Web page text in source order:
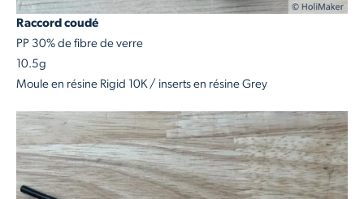
Raccord coudé
PP 30% de fibre de verre
10.5g
Moule en résine Rigid 10K / inserts en résine Grey